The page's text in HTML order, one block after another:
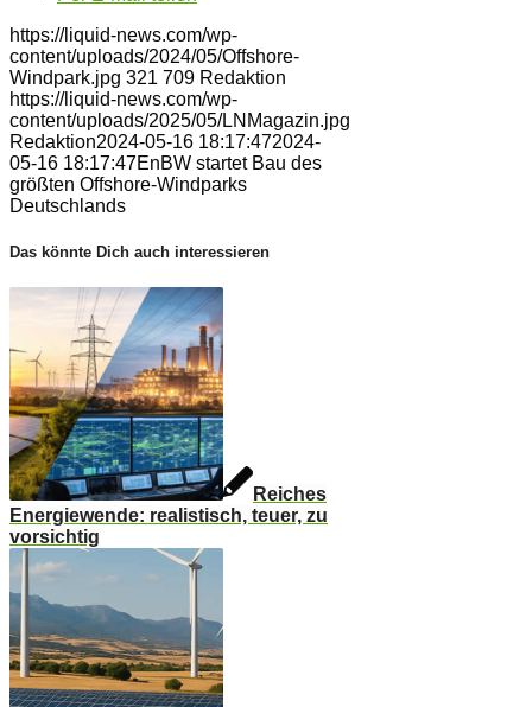
https://liquid-news.com/wp-
content/uploads/2024/05/Offshore-
Windpark.jpg 321 709 Redaktion
https://liquid-news.com/wp-
content/uploads/2025/05/LNMagazin.jpg
Redaktion2024-05-16 18:17:472024-
05-16 18:17:47EnBW startet Bau des
größten Offshore-Windparks
Deutschlands
Das könnte Dich auch interessieren
Reiches
Energiewende: realistisch, teuer, zu
vorsichtig